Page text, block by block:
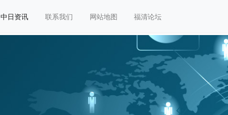
中日资讯 联系我们 网站地图 福清论坛